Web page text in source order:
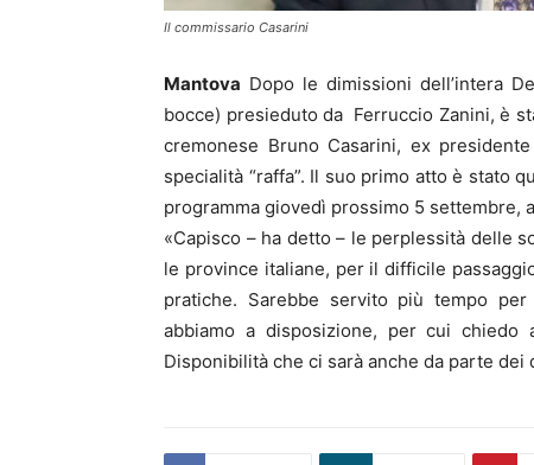
Il commissario Casarini
Mantova Dopo le dimissioni dell’intera
bocce) presieduto da Ferruccio Zanini, è
cremonese Bruno Casarini, ex
specialità “raffa”. Il suo primo atto è stato
programma giovedì prossimo 5 settembre,
«Capisco – ha detto – le perplessità delle
le province italiane, per il difficile
pratiche. Sarebbe servito più tempo
abbiamo a disposizione, per cui
Disponibilità che ci sarà anche da parte